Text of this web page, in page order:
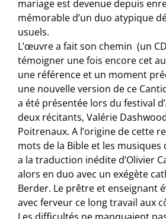
mariage est devenue depuis
mémorable d’un duo atypique
usuels.
L’œuvre a fait son chemin (un
témoigner une fois encore cet
une référence et un moment
une nouvelle version de ce
a été présentée lors du festival
deux récitants, Valérie
Poitrenaux. A l’origine de cette
mots de la Bible et les musiques
a la traduction inédite d’Olivier
alors en duo avec un exégète
Berder. Le prêtre et enseignant
avec ferveur ce long travail aux